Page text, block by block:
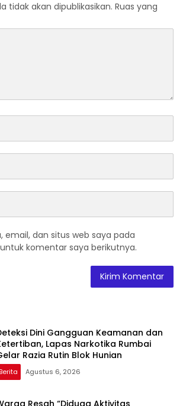
tidak akan dipublikasikan. Ruas yang
email, dan situs web saya pada
komentar saya berikutnya.
Dini Gangguan Keamanan dan
Lapas Narkotika Rumbai
Razia Rutin Blok Hunian
Berita Agustus 6, 2026
Resah “Diduga Aktivitas